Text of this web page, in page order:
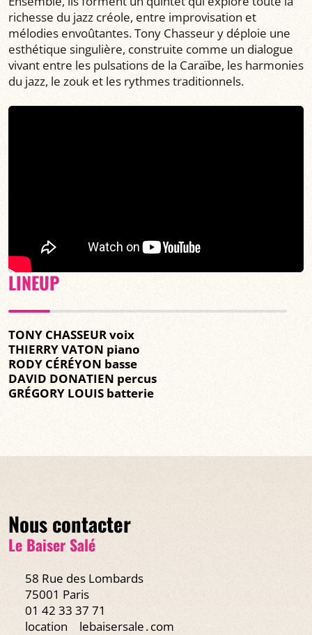
richesse du jazz créole, entre improvisation et
mélodies envoûtantes. Tony Chasseur y déploie une
esthétique singulière, construite comme un dialogue
vivant entre les pulsations de la Caraïbe, les harmonies
du jazz, le zouk et les rythmes traditionnels.
LINEUP
TONY CHASSEUR voix
THIERRY VATON piano
RODY CÉRÉYON basse
DAVID DONATIEN percus
GRÉGORY LOUIS batterie
Nous contacter
Le Baiser Salé
58 Rue des Lombards
75001 Paris
01 42 33 37 71
location
lebaisersale․com